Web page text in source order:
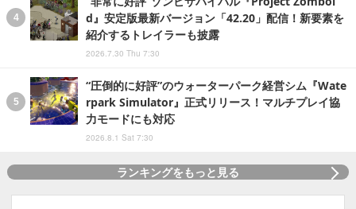
d』安定版最新バージョン「42.20」配信！新要素を
紹介するトレイラーも披露
2026.7.30 Thu 7:30
“圧倒的に好評”のウォーターパーク経営シム『Wate
rpark Simulator』正式リリース！マルチプレイ協
力モードにも対応
2026.8.1 Sat 7:30
ランキングをもっと見る